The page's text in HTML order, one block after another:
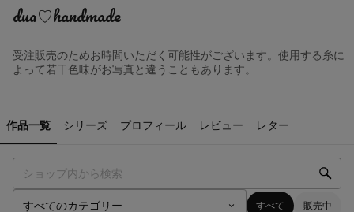
dua♡handmade
受注販売のためお時間いただく可能性がございます。使用する糸に
よって若干色味がお写真と違うこともあります。
作品一覧 シリーズ プロフィール レビュー レター
すべて 販売中